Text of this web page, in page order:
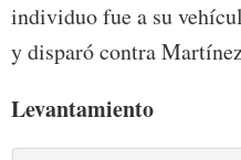
individuo fue a su
y disparó contra
Levantamiento